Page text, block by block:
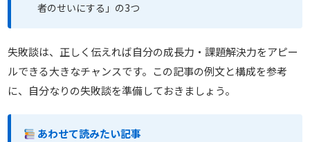
者のせいにする」の3つ
失敗談は、正しく伝えれば自分の成長力・課題解決力をアピー
ルできる大きなチャンスです。この記事の例文と構成を参考
に、自分なりの失敗談を準備しておきましょう。
あわせて読みたい記事